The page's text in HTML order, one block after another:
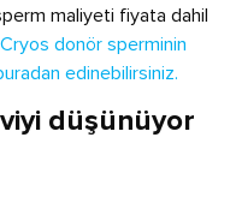
maliyeti fiyata dahil
donör sperminin
edinebilirsiniz.
düşünüyor